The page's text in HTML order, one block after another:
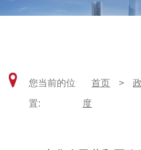
您当前的位
置:
首页 >
度